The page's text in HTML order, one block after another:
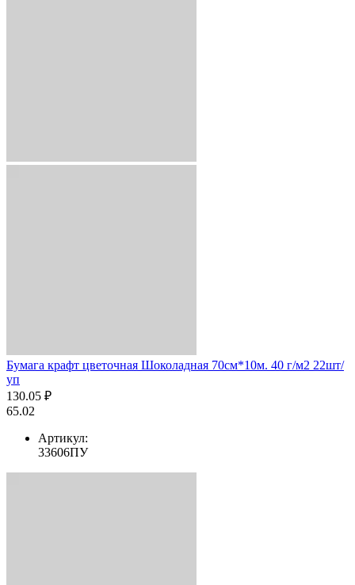
Бумага крафт цветочная Шоколадная 70см*10м. 40 г/м2 22шт/
уп
130.05 ₽
65.02
Артикул:
33606ПУ